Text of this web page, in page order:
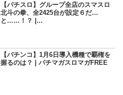
【パチスロ】グループ全店のスマスロ
北斗の拳、全2425台が設定６だ
と……！？ |...
【パチンコ】1月6日導入機種で覇権を
握るのは？ | パチマガスロマガFREE